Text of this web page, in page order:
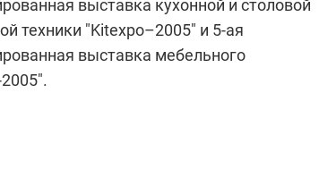
выставка кухонной и столовой
техники "Kitexpo–2005" и 5-ая
выставка мебельного